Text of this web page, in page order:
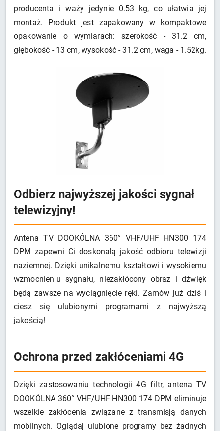
producenta i waży jedynie 0.53 kg, co ułatwia jej
montaż. Produkt jest zapakowany w kompaktowe
opakowanie o wymiarach: szerokość - 31.2 cm,
głębokość - 13 cm, wysokość - 31.2 cm, waga - 1.52kg.
Odbierz najwyższej jakości sygnał
telewizyjny!
Antena TV DOOKÓLNA 360° VHF/UHF HN300 174
DPM zapewni Ci doskonałą jakość odbioru telewizji
naziemnej. Dzięki unikalnemu kształtowi i wysokiemu
wzmocnieniu sygnału, niezakłócony obraz i dźwięk
będą zawsze na wyciągnięcie ręki. Zamów już dziś i
ciesz się ulubionymi programami z najwyższą
jakością!
Ochrona przed zakłóceniami 4G
Dzięki zastosowaniu technologii 4G filtr, antena TV
DOOKÓLNA 360° VHF/UHF HN300 174 DPM eliminuje
wszelkie zakłócenia związane z transmisją danych
mobilnych. Oglądaj ulubione programy bez żadnych